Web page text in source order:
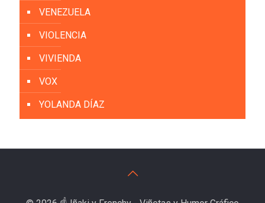
VENEZUELA
VIOLENCIA
VIVIENDA
VOX
YOLANDA DÍAZ